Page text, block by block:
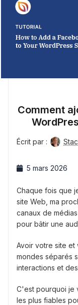
Comment
Écrit par :
5 mars 2026
Chaque fois que
site Web, ma
canaux de
pour bâtir une
Avoir votre site
mondes séparés
interactions et
C'est pourquoi je
les plus fiables